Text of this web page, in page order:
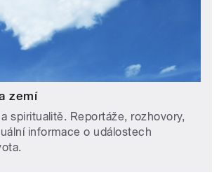
zemí
spiritualitě. Reportáže, rozhovory,
informace o událostech